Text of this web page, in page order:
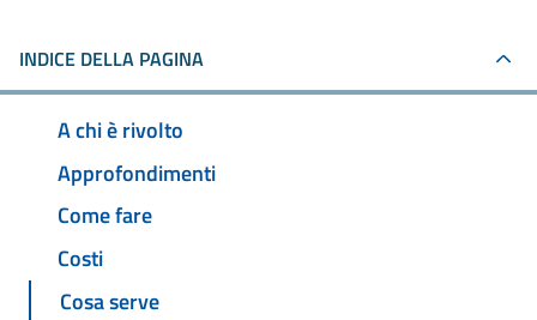
INDICE DELLA PAGINA
A chi è rivolto
Approfondimenti
Come fare
Costi
Cosa serve